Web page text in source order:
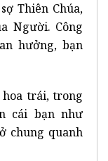
Thiên Chúa,
Người. Công
hưởng, bạn
hoa trái, trong
cái bạn như
chung quanh